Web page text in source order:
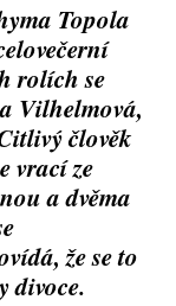
Topola
rolích se
Vilhelmová,
člověk
vrací ze
a dvěma
že se to
divoce.